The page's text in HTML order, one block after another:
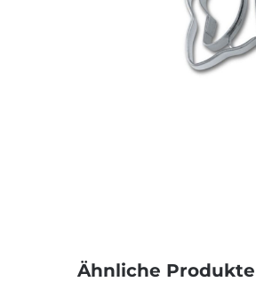
Ähnliche Produkte